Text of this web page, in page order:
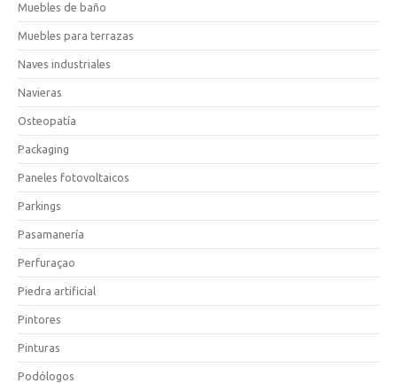
Muebles de baño
Muebles para terrazas
Naves industriales
Navieras
Osteopatía
Packaging
Paneles fotovoltaicos
Parkings
Pasamanería
Perfuraçao
Piedra artificial
Pintores
Pinturas
Podólogos